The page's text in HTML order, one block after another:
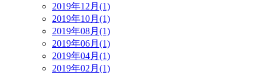
2019年12月(1)
2019年10月(1)
2019年08月(1)
2019年06月(1)
2019年04月(1)
2019年02月(1)